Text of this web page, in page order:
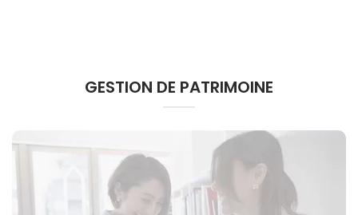
GESTION DE PATRIMOINE
Imposition personnelle (IR/IFI)